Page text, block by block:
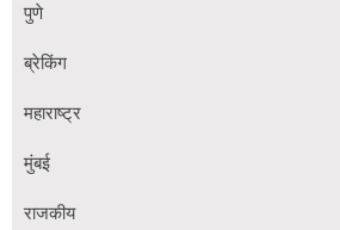
पुणे
ब्रेकिंग
महाराष्ट्र
मुंबई
राजकीय